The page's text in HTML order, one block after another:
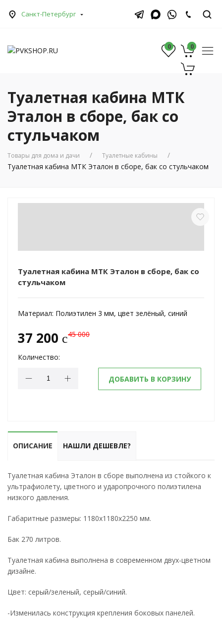
Санкт-Петербург
0 0
0
Туалетная кабина МТК
Эталон в сборе, бак со
стульчаком
Товары для дома и дачи Туалетные кабины
Туалетная кабина МТК Эталон в сборе, бак со стульчаком
Туалетная кабина МТК Эталон в сборе, бак со
стульчаком
Материал: Полиэтилен 3 мм, цвет зелёный, синий
37 200 c45 000
Количество:
ДОБАВИТЬ В КОРЗИНУ
ОПИСАНИЕ НАШЛИ ДЕШЕВЛЕ?
Туалетная кабина Эталон в сборе выполнена из стойкого к
ультрафиолету, цветного и ударопрочного полиэтилена
низкого давления.
Габаритные размеры: 1180х1180х2250 мм.
Бак 270 литров.
Туалетная кабина выполнена в современном двух-цветном
дизайне.
Цвет: серый/зеленый, серый/синий.
-Изменилась конструкция крепления боковых панелей.